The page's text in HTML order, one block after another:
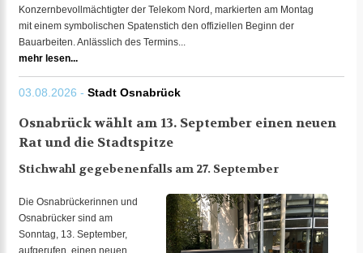
Konzernbevollmächtigter der Telekom Nord, markierten am Montag
mit einem symbolischen Spatenstich den offiziellen Beginn der
Bauarbeiten. Anlässlich des Termins...
mehr lesen...
03.08.2026 - Stadt Osnabrück
Osnabrück wählt am 13. September einen neuen
Rat und die Stadtspitze
Stichwahl gegebenenfalls am 27. September
Die Osnabrückerinnen und
Osnabrücker sind am
Sonntag, 13. September,
aufgerufen, einen neuen